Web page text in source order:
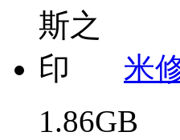
米
1.86GB